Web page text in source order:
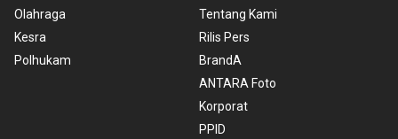
Olahraga
Kesra
Polhukam
Tentang Kami
Rilis Pers
BrandA
ANTARA Foto
Korporat
PPID